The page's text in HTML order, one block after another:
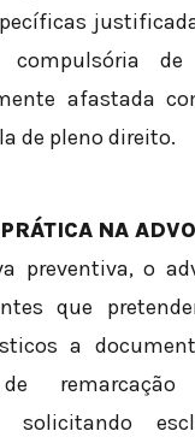
compulsória
afastada
de pleno direito.
NA
preventiva, o
que
a
de
solicitando